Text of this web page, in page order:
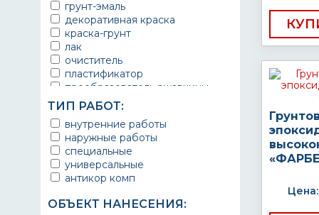
грунт-эмаль
декоративная краска
краска-грунт
лак
очиститель
пластификатор
преобразователь ржавчины
эмаль
Краска
Покрытие
грунт эмаль
защитное покрытие
ТИП РАБОТ:
внутренние работы
наружные работы
специальные
универсальные
антикор комп
ОБЪЕКТ НАНЕСЕНИЯ:
Цена: